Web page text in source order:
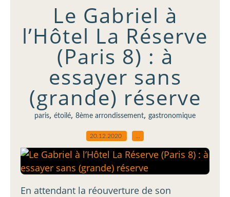
Le Gabriel à
l’Hôtel La Réserve
(Paris 8) : à
essayer sans
(grande) réserve
paris, étoilé, 8ème arrondissement, gastronomique
20.12.2020
En attendant la réouverture de son